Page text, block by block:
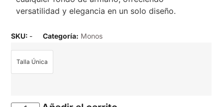
versatilidad y elegancia en un solo diseño.
SKU: - Categoría: Monos
Talla Única